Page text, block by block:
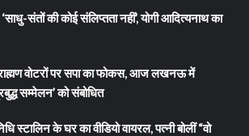
‘साधु-संतों की कोई संलिप्तता नहीं’, योगी आदित्यनाथ का
वोटरों पर सपा का फोकस, आज लखनऊ में
सम्मेलन’ को संबोधित
स्टालिन के घर का वीडियो वायरल, पत्नी बोलीं “वो